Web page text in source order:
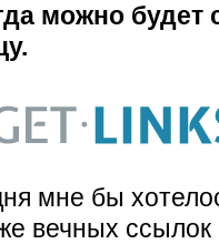
можно будет
мне бы
вечных ссылок